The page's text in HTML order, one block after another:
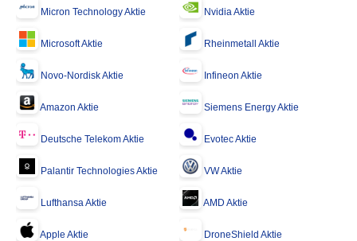
Micron Technology Aktie Nvidia Aktie
Microsoft Aktie Rheinmetall Aktie
Novo-Nordisk Aktie Infineon Aktie
Amazon Aktie Siemens Energy Aktie
Deutsche Telekom Aktie Evotec Aktie
Palantir Technologies Aktie VW Aktie
Lufthansa Aktie AMD Aktie
Apple Aktie DroneShield Aktie